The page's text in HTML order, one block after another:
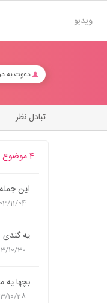
ویدیو
دعوت به
تبادل نظر
4 موضوع
اين
11/04
يه گندي
10/30
بچها يه
10/28